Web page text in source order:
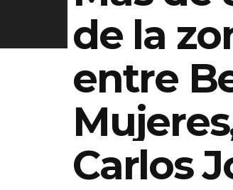
de la
entre
Carlos